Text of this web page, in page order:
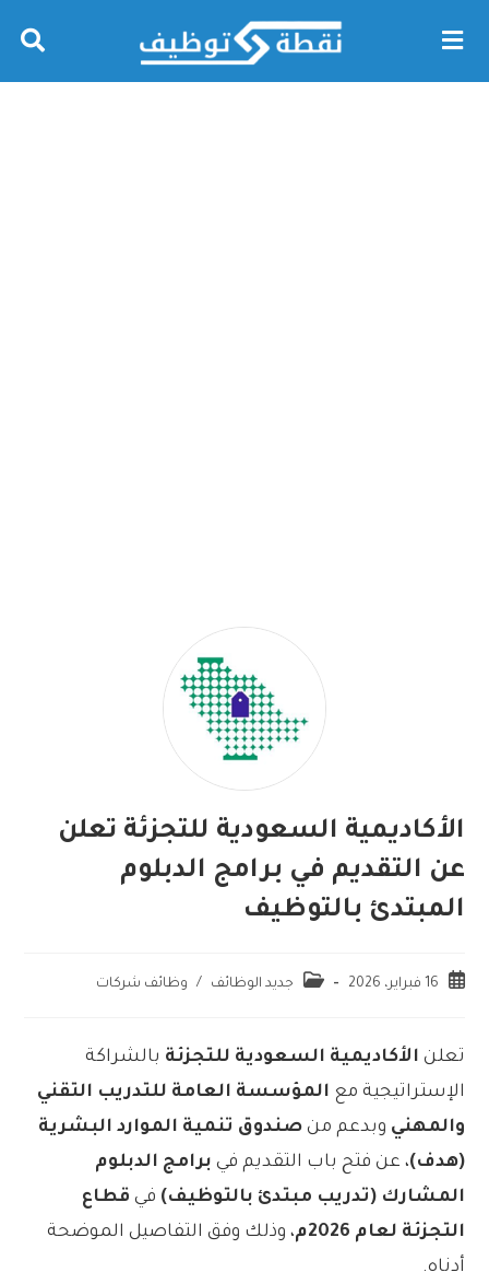
الأكاديمية السعودية للتجزئة تعلن
عن التقديم في برامج الدبلوم
المبتدئ بالتوظيف
16 فبراير، 2026 جديد الوظائف / وظائف شركات
تعلن الأكاديمية السعودية للتجزئة بالشراكة
الإستراتيجية مع المؤسسة العامة للتدريب التقني
والمهني وبدعم منصندوق تنمية الموارد البشرية
(هدف)، عن فتح باب التقديم في برامج الدبلوم
المشارك (تدريب مبتدئ بالتوظيف) في قطاع
التجزئة لعام 2026م
، وذلك وفق التفاصيل الموضحة
أدناه.